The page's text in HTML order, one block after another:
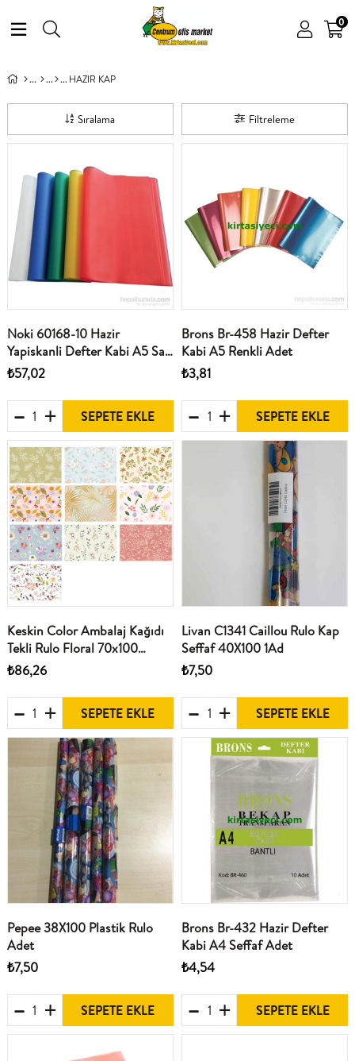
0
HAZIR KAP
Filtreleme
Sıralama
Noki 60168-10 Hazir
Yapiskanli Defter Kabi A5 Sari
10Lu
₺57,02
SEPETE EKLE
Brons Br-458 Hazir Defter
Kabi A5 Renkli Adet
₺3,81
SEPETE EKLE
Keskin Color Ambalaj Kağıdı
Tekli Rulo Floral 70x100
100349-99
₺86,26
SEPETE EKLE
Livan C1341 Caillou Rulo Kap
Seffaf 40X100 1Ad
₺7,50
SEPETE EKLE
Pepee 38X100 Plastik Rulo
Adet
₺7,50
SEPETE EKLE
Brons Br-432 Hazir Defter
Kabi A4 Seffaf Adet
₺4,54
SEPETE EKLE